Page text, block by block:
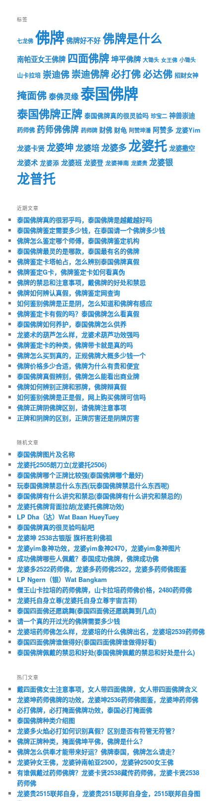
标签
七龙佛 佛牌 佛牌好不好 佛牌是什么
南帕亚女王佛牌 四面佛牌坤平佛牌 大锄头 女王佛 小锄头
山卡拉培 崇迪佛崇迪佛牌必打佛必达佛 招财女神
掩面佛泰佛灵缘泰国佛牌
泰国佛牌正牌 泰国佛牌真的很灵验吗 珍宝二 神兽崇迪
药师佛 药师佛佛牌 药师牌 财佛 财龟 阿赞坤潘 阿赞多 龙婆Yim
龙婆卡贤 龙婆坤龙婆培 龙婆多龙婆托 龙婆撒空
龙婆术 龙婆添 龙婆班 龙婆登 龙婆禅南 龙婆贵 龙婆银
龙普托
近期文章
泰国佛牌真的很邪乎吗，泰国佛牌是越戴越好吗
泰国佛牌鉴定需要多少钱，在泰国请一个佛牌多少钱
佛牌怎么鉴定哪个师傅，泰国佛牌鉴定机构
泰国佛牌最灵的是哪款，泰国最有名的佛牌
佛牌鉴定卡塔帕占，怎么辨别泰国佛牌真假
佛牌鉴定G卡，佛牌鉴定卡如何看真伪
佛牌的禁忌和注意事项，戴佛牌的好处和禁忌
佛牌如何辨认真假，佛牌鉴定网查询
如何鉴别佛牌是正是阴，怎么知道和佛牌有感应
佛牌鉴定卡有假的吗？泰国佛牌怎么看真假
泰国佛牌如何养护，泰国佛牌怎么供养
龙婆术的葫芦怎么样，龙婆术葫芦功效强吗
佛牌鉴定卡的种类，佛牌带卡就是真的吗
佛牌怎么买到真的，正规佛牌大概多少钱一个
佛牌价格多少合适，佛牌为什么有贵和便宜
泰国佛牌真假辨别，佛牌怎么能看出商业牌
佛牌如何辨别正牌和邪牌，佛牌辩真假
如何鉴别佛牌是正是假，网上购买佛牌可信吗
佛牌正牌阴佛牌区别，请佛牌注意事项
正牌和阴牌的区别，正牌厉害还是阴牌厉害
随机文章
泰国佛牌图片及名称
龙婆托2505朗刀立(龙婆托2506)
泰国佛牌哪个正牌比较强(泰国佛牌哪个最好)
玩泰国佛牌禁忌什么东西(玩泰国佛牌禁忌什么东西呢)
泰国佛牌有什么讲究和禁忌(泰国佛牌有什么讲究和禁忌的)
龙婆托佛牌背面拉胡(龙婆托佛牌功效)
LP Dha（达）Wat Baan HueyTuey
泰国佛牌真的很灵验吗贴吧
龙婆坤 2538古银版 旗杆胜利佛祖
龙婆yim象神功效，龙婆yim象神2470，龙婆yim象神图片
成功佛牌哪些人佩戴？泰国成功佛牌，佛牌成功佛
龙婆多2522药师佛，龙婆多药师佛2522，龙婆多药师佛图鉴
LP Ngern（银）Wat Bangkam
僧王山卡拉培的药师佛牌，山卡拉培药师佛价格，2480药师佛
龙婆托自身立尊(龙婆托自身立尊宇宙吉祥)
泰国四面佛还愿跳舞(泰国四面佛还愿跳舞到几点)
请一个真的开过光的佛牌需要多少钱
龙婆培药师佛怎么样，龙婆培的什么佛牌出名，龙婆培2539药师佛
泰国四面佛牌谁做得好(泰国四面佛牌谁做得好看)
泰国佛牌佩戴的禁忌和好处(泰国佛牌佩戴的禁忌和好处是什么)
热门文章
戴四面佛女士注意事项，女人带四面佛牌，女人带四面佛牌含义
龙婆坤药师佛牌的功效，龙婆坤2536药师佛图鉴，龙婆坤药师佛
必打佛牌，必打掩面佛牌功效，泰国必打掩面佛
泰国佛牌种类介绍图
龙婆多火焰必打如何识别真假？区别是否有符管无符管？
佛牌正牌种类，掩面佛坤平佛，佛牌是什么？
佛牌怎么供奉才能带来好运？佛牌泰国，佛牌怎么请走？
龙婆钟女王佛，龙婆钟南帕亚2500，龙婆钟2500女王佛
有谁佩戴过药师佛牌？龙婆卡贤2538藏传药师佛，龙婆卡贤2538
药师佛
龙婆贵2515联邦自身，龙婆贵2515联邦自身金，2515联邦自身图